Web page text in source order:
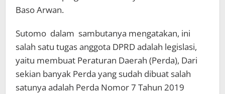
Baso Arwan.
Sutomo dalam sambutanya mengatakan, ini
salah satu tugas anggota DPRD adalah legislasi,
yaitu membuat Peraturan Daerah (Perda), Dari
sekian banyak Perda yang sudah dibuat salah
satunya adalah Perda Nomor 7 Tahun 2019